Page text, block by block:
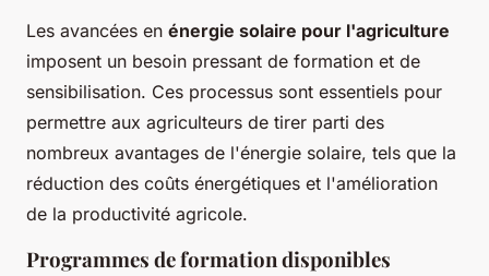
Les avancées en énergie solaire pour l'agriculture
imposent un besoin pressant de formation et de
sensibilisation. Ces processus sont essentiels pour
permettre aux agriculteurs de tirer parti des
nombreux avantages de l'énergie solaire, tels que la
réduction des coûts énergétiques et l'amélioration
de la productivité agricole.
Programmes de formation disponibles